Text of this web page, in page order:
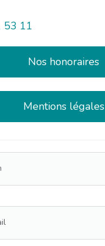
53 11
Nos honoraires
Mentions légales